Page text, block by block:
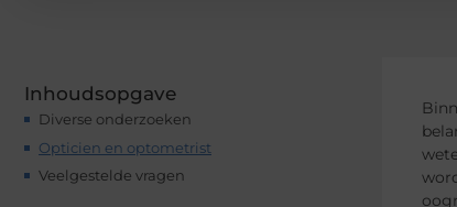
Inhoudsopgave
Diverse onderzoeken
Opticien en optometrist
Veelgestelde vragen